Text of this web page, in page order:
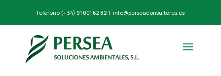
Teléfono (+34) 91 001 62 82 |info@perseaconsultores.es